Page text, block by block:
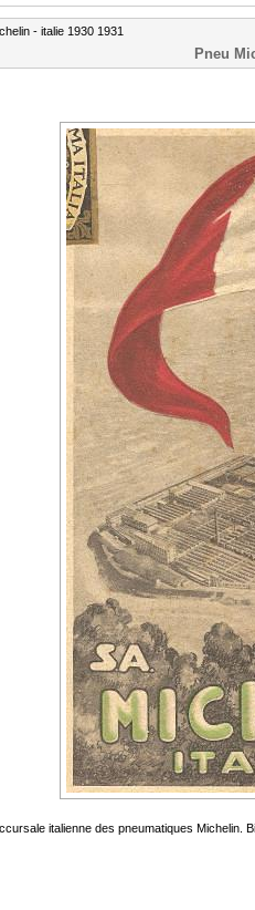
- italie 1930 1931
Pneu
italienne des pneumatiques Michelin.